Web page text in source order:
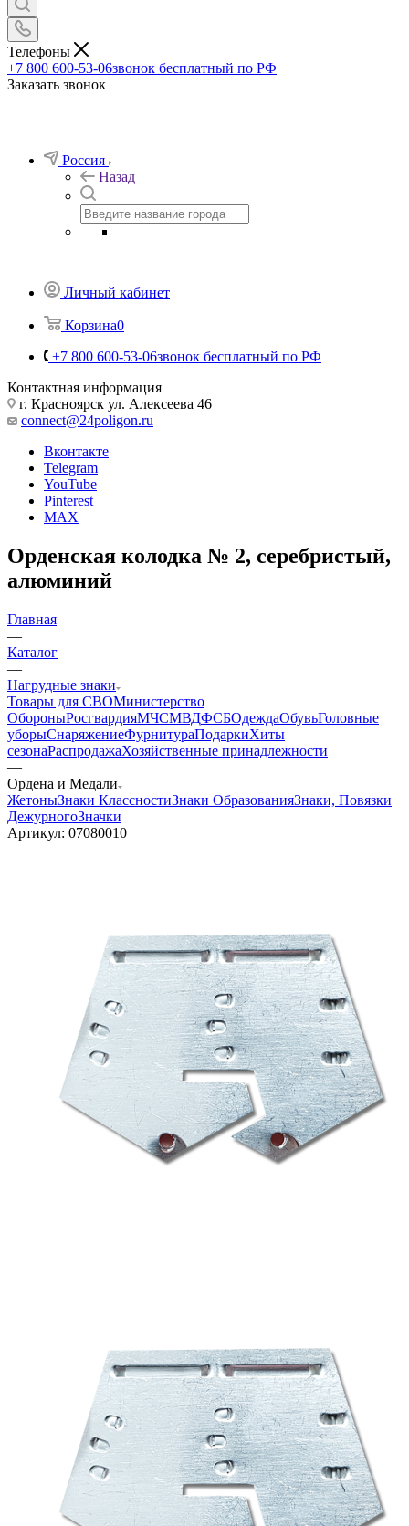
Телефоны
+7 800 600-53-06звонок бесплатный по РФ
Заказать звонок
Россия
Назад
Личный кабинет
Корзина0
+7 800 600-53-06звонок бесплатный по РФ
Контактная информация
г. Красноярск ул. Алексеева 46
connect@24poligon.ru
Вконтакте
Telegram
YouTube
Pinterest
MAX
Орденская колодка № 2, серебристый,
алюминий
Главная
—
Каталог
—
Нагрудные знаки
Товары для СВОМинистерство
ОбороныРосгвардияМЧСМВДФСБОдеждаОбувьГоловные
уборыСнаряжениеФурнитураПодаркиХиты
сезонаРаспродажаХозяйственные принадлежности
—
Ордена и Медали
ЖетоныЗнаки КлассностиЗнаки ОбразованияЗнаки, Повязки
ДежурногоЗначки
Артикул: 07080010